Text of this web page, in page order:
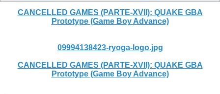
CANCELLED GAMES (PARTE-XVII): QUAKE GBA
Prototype (Game Boy Advance)
09994138423-ryoga-logo.jpg
CANCELLED GAMES (PARTE-XVII): QUAKE GBA
Prototype (Game Boy Advance)